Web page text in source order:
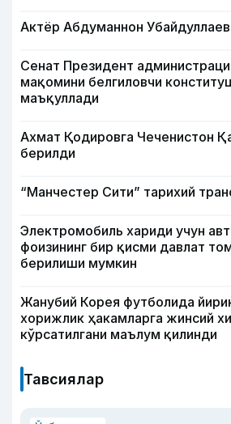
Актёр Абду­маннон
Сенат Президент
мақомини белгиловчи
маъқуллади
Ахмат Қодировга Чеченистон
берилди
“Манчестер Сити” тарихий
Электромобиль хариди учун
фоизининг бир қисми давлат
берилиши мумкин
Жанубий Корея футболида
хорижлик ҳакамларга жинсий
кўрсатилгани маълум қилинди
Тавсиялар